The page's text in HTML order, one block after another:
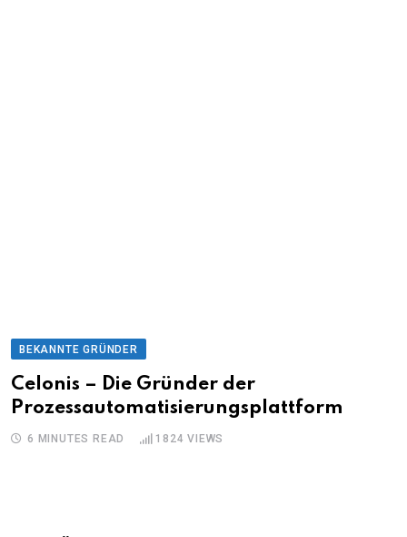
BEKANNTE GRÜNDER
Celonis – Die Gründer der
Prozessautomatisierungsplattform
6 MINUTES READ 1824 VIEWS